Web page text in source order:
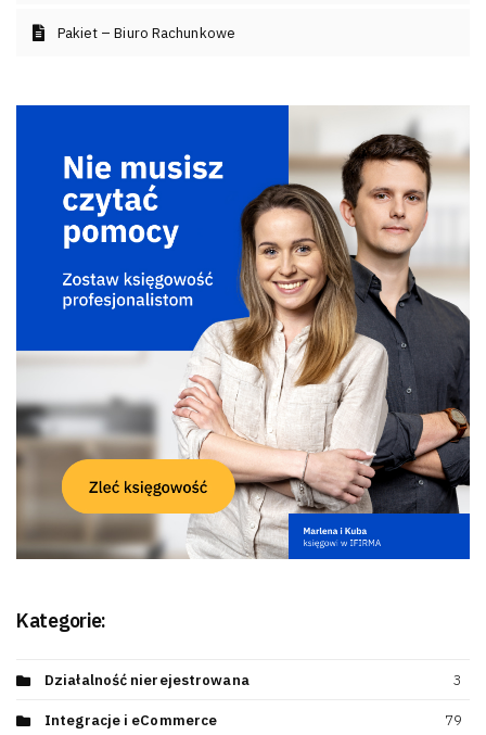
Pakiet – Biuro Rachunkowe
Kategorie:
Działalność nierejestrowana 3
Integracje i eCommerce 79